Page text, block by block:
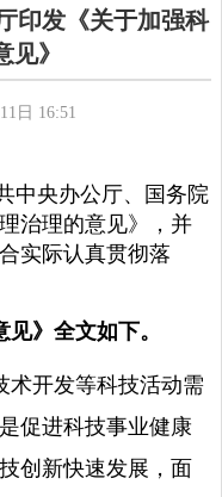
印发《关于加强科
》
日 16:51
中央办公厅、国务院
治理的意见》，并
实际认真贯彻落
见》全文如下。
术开发等科技活动需
促进科技事业健康
创新快速发展，面